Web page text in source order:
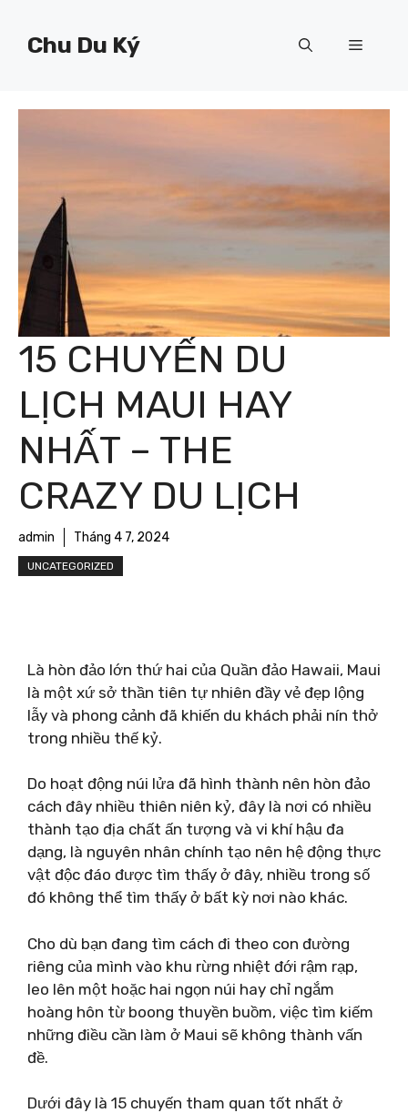
Chu Du Ký Menu
15 CHUYẾN DU
LỊCH MAUI HAY
NHẤT – THE
CRAZY DU LỊCH
admin Tháng 4 7, 2024
UNCATEGORIZED
Là hòn đảo lớn thứ hai của Quần đảo Hawaii, Maui
là một xứ sở thần tiên tự nhiên đầy vẻ đẹp lộng
lẫy và phong cảnh đã khiến du khách phải nín thở
trong nhiều thế kỷ.
Do hoạt động núi lửa đã hình thành nên hòn đảo
cách đây nhiều thiên niên kỷ, đây là nơi có nhiều
thành tạo địa chất ấn tượng và vi khí hậu đa
dạng, là nguyên nhân chính tạo nên hệ động thực
vật độc đáo được tìm thấy ở đây, nhiều trong số
đó không thể tìm thấy ở bất kỳ nơi nào khác.
Cho dù bạn đang tìm cách đi theo con đường
riêng của mình vào khu rừng nhiệt đới rậm rạp,
leo lên một hoặc hai ngọn núi hay chỉ ngắm
hoàng hôn từ boong thuyền buồm, việc tìm kiếm
những điều cần làm ở Maui sẽ không thành vấn
đề.
Dưới đây là 15 chuyến tham quan tốt nhất ở